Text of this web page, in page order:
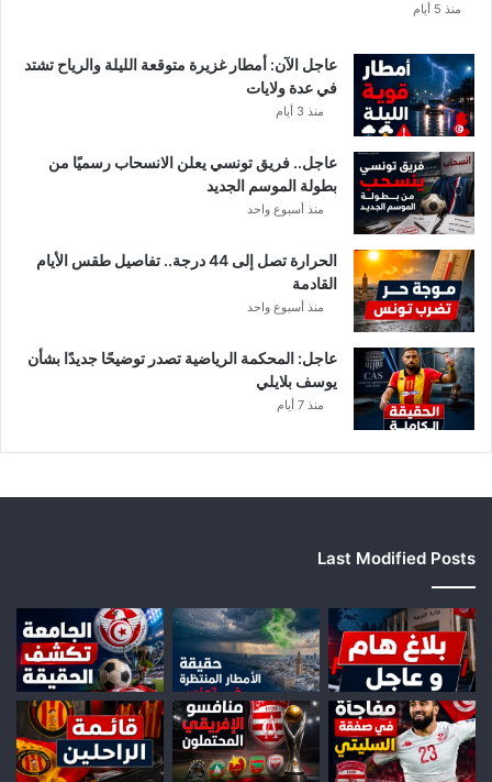
منذ 5 أيام
عاجل الآن: أمطار غزيرة متوقعة الليلة والرياح تشتد
في عدة ولايات
منذ 3 أيام
عاجل.. فريق تونسي يعلن الانسحاب رسميًا من
بطولة الموسم الجديد
منذ أسبوع واحد
الحرارة تصل إلى 44 درجة.. تفاصيل طقس الأيام
القادمة
منذ أسبوع واحد
عاجل: المحكمة الرياضية تصدر توضيحًا جديدًا بشأن
يوسف بلايلي
منذ 7 أيام
Last Modified Posts